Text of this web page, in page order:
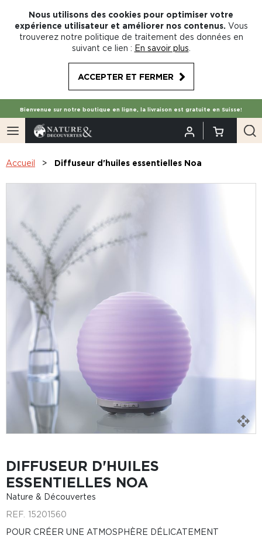
Nous utilisons des cookies pour optimiser votre
expérience utilisateur et améliorer nos contenus. Vous
trouverez notre politique de traitement des données en
suivant ce lien : En savoir plus
ACCEPTER ET FERMER
Bienvenue sur notre boutique en ligne, la livraison est gratuite en Suisse!
Accueil Diffuseur d'huiles essentielles Noa
DIFFUSEUR D'HUILES
ESSENTIELLES NOA
Nature & Découvertes
REF. 15201560
POUR CRÉER UNE ATMOSPHÈRE DÉLICATEMENT